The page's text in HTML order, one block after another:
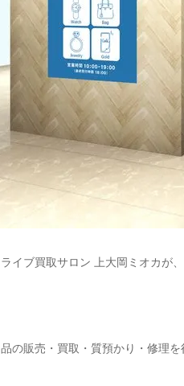
イブ買取サロン 上大岡ミオカが
の販売・買取・質預かり・修理